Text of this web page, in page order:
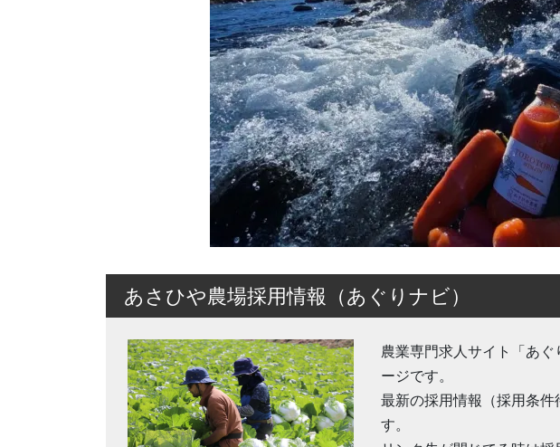
あさひや農場採用情報（あぐりナビ）
農業専門求人サイト「あ
ージです。
最新の採用情報（採用条件
す。